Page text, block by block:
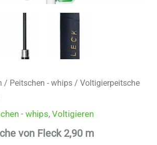
/ Peitschen - whips / Voltigierpeitsche
- whips, Voltigieren
von Fleck 2,90 m